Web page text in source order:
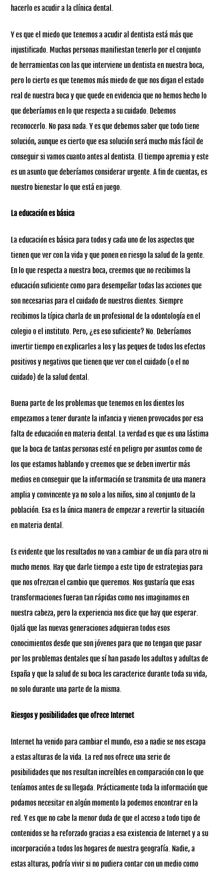
hacerlo es acudir a la clínica dental.
Y es que el miedo que tenemos a acudir al dentista está más que
injustificado. Muchas personas manifiestan tenerlo por el conjunto
de herramientas con las que interviene un dentista en nuestra boca,
pero lo cierto es que tenemos más miedo de que nos digan el estado
real de nuestra boca y que quede en evidencia que no hemos hecho lo
que deberíamos en lo que respecta a su cuidado. Debemos
reconocerlo. No pasa nada. Y es que debemos saber que todo tiene
solución, aunque es cierto que esa solución será mucho más fácil de
conseguir si vamos cuanto antes al dentista. El tiempo apremia y este
es un asunto que deberíamos considerar urgente. A fin de cuentas, es
nuestro bienestar lo que está en juego.
La educación es básica
La educación es básica para todos y cada uno de los aspectos que
tienen que ver con la vida y que ponen en riesgo la salud de la gente.
En lo que respecta a nuestra boca, creemos que no recibimos la
educación suficiente como para desempeñar todas las acciones que
son necesarias para el cuidado de nuestros dientes. Siempre
recibimos la típica charla de un profesional de la odontología en el
colegio o el instituto. Pero, ¿es eso suficiente? No. Deberíamos
invertir tiempo en explicarles a los y las peques de todos los efectos
positivos y negativos que tienen que ver con el cuidado (o el no
cuidado) de la salud dental.
Buena parte de los problemas que tenemos en los dientes los
empezamos a tener durante la infancia y vienen provocados por esa
falta de educación en materia dental. La verdad es que es una lástima
que la boca de tantas personas esté en peligro por asuntos como de
los que estamos hablando y creemos que se deben invertir más
medios en conseguir que la información se transmita de una manera
amplia y convincente ya no solo a los niños, sino al conjunto de la
población. Esa es la única manera de empezar a revertir la situación
en materia dental.
Es evidente que los resultados no van a cambiar de un día para otro ni
mucho menos. Hay que darle tiempo a este tipo de estrategias para
que nos ofrezcan el cambio que queremos. Nos gustaría que esas
transformaciones fueran tan rápidas como nos imaginamos en
nuestra cabeza, pero la experiencia nos dice que hay que esperar.
Ojalá que las nuevas generaciones adquieran todos esos
conocimientos desde que son jóvenes para que no tengan que pasar
por los problemas dentales que sí han pasado los adultos y adultas de
España y que la salud de su boca les caracterice durante toda su vida,
no solo durante una parte de la misma.
Riesgos y posibilidades que ofrece Internet
Internet ha venido para cambiar el mundo, eso a nadie se nos escapa
a estas alturas de la vida. La red nos ofrece una serie de
posibilidades que nos resultan increíbles en comparación con lo que
teníamos antes de su llegada. Prácticamente toda la información que
podamos necesitar en algún momento la podemos encontrar en la
red. Y es que no cabe la menor duda de que el acceso a todo tipo de
contenidos se ha reforzado gracias a esa existencia de Internet y a su
incorporación a todos los hogares de nuestra geografía. Nadie, a
estas alturas, podría vivir si no pudiera contar con un medio como